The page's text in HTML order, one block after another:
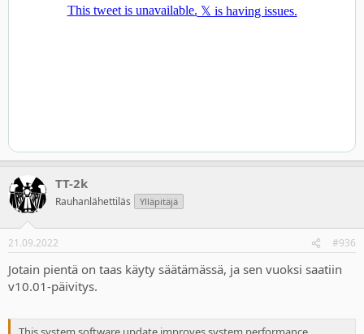
TT-2k
Rauhanlähettiläs Ylläpitäjä
21.09.2022 #936
Jotain pientä on taas käyty säätämässä, ja sen vuoksi saatiin
v10.01-päivitys.